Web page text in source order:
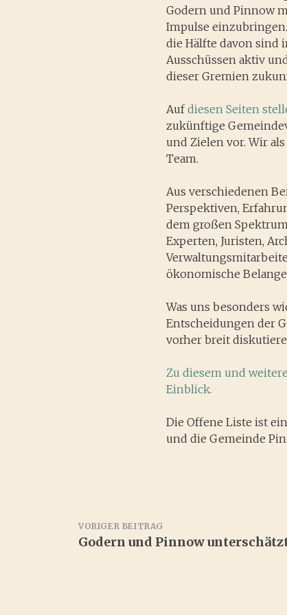
Godern und Pinnow
Impulse
die Hälfte davon sind
Ausschüssen aktiv
dieser Gremien
Aufdiesen Seiten
zukünftige
und Zielen vor. Wir
Team.
Aus verschiedenen
Perspektiven,
dem großen
Experten, Juristen,
ökonomische
Was uns besonders
Entscheidungen der
vorher breit
Zu diesem und
Einblick.
Die Offene Liste ist
und die Gemeinde
VORIGER BEITRAG
Godern und Pinnow